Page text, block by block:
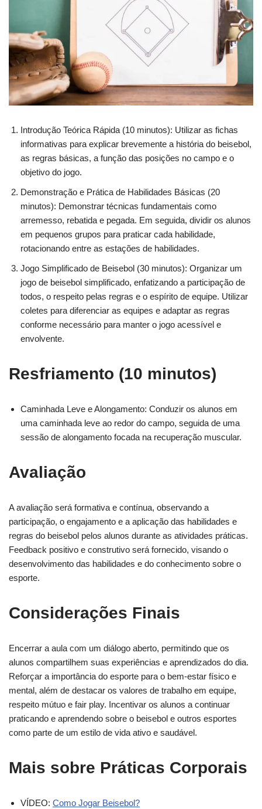
Introdução Teórica Rápida (10 minutos): Utilizar as fichas
informativas para explicar brevemente a história do beisebol,
as regras básicas, a função das posições no campo e o
objetivo do jogo.
Demonstração e Prática de Habilidades Básicas (20
minutos): Demonstrar técnicas fundamentais como
arremesso, rebatida e pegada. Em seguida, dividir os alunos
em pequenos grupos para praticar cada habilidade,
rotacionando entre as estações de habilidades.
Jogo Simplificado de Beisebol (30 minutos): Organizar um
jogo de beisebol simplificado, enfatizando a participação de
todos, o respeito pelas regras e o espírito de equipe. Utilizar
coletes para diferenciar as equipes e adaptar as regras
conforme necessário para manter o jogo acessível e
envolvente.
Resfriamento (10 minutos)
Caminhada Leve e Alongamento: Conduzir os alunos em
uma caminhada leve ao redor do campo, seguida de uma
sessão de alongamento focada na recuperação muscular.
Avaliação
A avaliação será formativa e contínua, observando a
participação, o engajamento e a aplicação das habilidades e
regras do beisebol pelos alunos durante as atividades práticas.
Feedback positivo e construtivo será fornecido, visando o
desenvolvimento das habilidades e do conhecimento sobre o
esporte.
Considerações Finais
Encerrar a aula com um diálogo aberto, permitindo que os
alunos compartilhem suas experiências e aprendizados do dia.
Reforçar a importância do esporte para o bem-estar físico e
mental, além de destacar os valores de trabalho em equipe,
respeito mútuo e fair play. Incentivar os alunos a continuar
praticando e aprendendo sobre o beisebol e outros esportes
como parte de um estilo de vida ativo e saudável.
Mais sobre Práticas Corporais
VÍDEO: Como Jogar Beisebol?